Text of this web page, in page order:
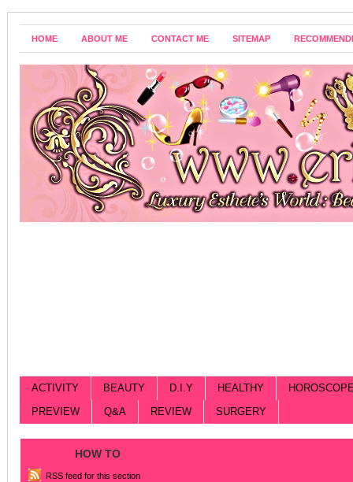
HOME ABOUT ME CONTACT ME SITEMAP
ACTIVITY BEAUTY D.I.Y HEALTHY
PREVIEW
Q&A REVIEW SURGERY
HOW TO
RSS feed for this section